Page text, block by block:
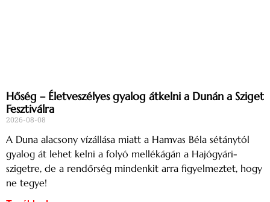
Hőség – Életveszélyes gyalog átkelni a Dunán a Sziget
Fesztiválra
2026-08-08
A Duna alacsony vízállása miatt a Hamvas Béla sétánytól
gyalog át lehet kelni a folyó mellékágán a Hajógyári-
szigetre, de a rendőrség mindenkit arra figyelmeztet, hogy
ne tegye!